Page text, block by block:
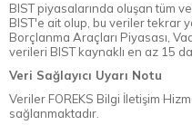
BIST piyasalarında oluşan tüm
BIST'e ait olup, bu veriler tekrar
Borçlanma Araçları Piyasası,
verileri BIST kaynaklı en az 15
Veri Sağlayıcı Uyarı Notu
Veriler FOREKS Bilgi İletişim
sağlanmaktadır.